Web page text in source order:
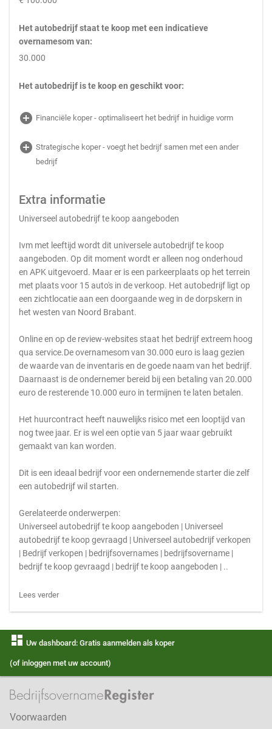
Het autobedrijf staat te koop met een indicatieve
overnamesom van:
30.000
Het autobedrijf is te koop en geschikt voor:
add_circle Financiële koper - optimaliseert het bedrijf in huidige vorm
add_circle Strategische koper - voegt het bedrijf samen met een ander
bedrijf
Extra informatie
Universeel autobedrijf te koop aangeboden
Ivm met leeftijd wordt dit universele autobedrijf te koop
aangeboden. Op dit moment wordt er alleen nog onderhoud
en APK uitgevoerd. Maar er is een parkeerplaats op het terrein
met plaats voor 15 auto's in de verkoop. Het autobedrijf ligt op
een zichtlocatie aan een doorgaande weg in de dorpskern in
het westen van Noord Brabant.
Online en op de review-websites staat het bedrijf extreem hoog
qua service.De overnamesom van 30.000 euro is laag gezien
de waarde van de inventaris en de goede naam van het bedrijf.
Daarnaast is de ondernemer bereid bij een betaling van 20.000
euro de resterende 10.000 euro in termijnen te laten betalen.
Het huurcontract heeft nauwelijks risico met een looptijd van
nog twee jaar. Er is wel een optie van 5 jaar waar gebruikt
gemaakt van kan worden.
Dit is een ideaal bedrijf voor een ondernemende starter die zelf
een autobedrijf wil starten.
Gerelateerde onderwerpen:
Universeel autobedrijf te koop aangeboden | Universeel
autobedrijf te koop gevraagd | Universeel autobedrijf verkopen
| Bedrijf verkopen | bedrijfsovernames | bedrijfsovername |
bedrijf te koop gevraagd | bedrijf te koop aangeboden | ..
Lees verder
dashboard Uw dashboard: Gratis aanmelden als koper
(of inloggen met uw account)
Voorwaarden